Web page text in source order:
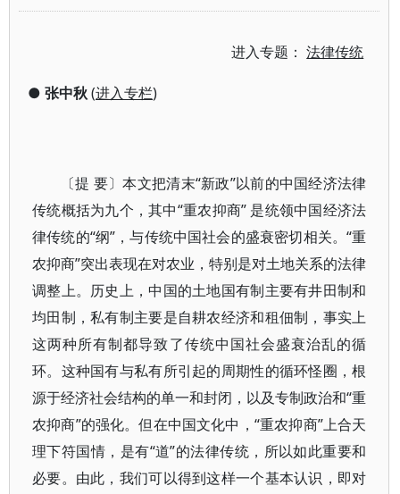
进入专题：法律传统
● 张中秋(进入专栏)
〔提 要〕本文把清末“新政”以前的中国经济法律
传统概括为九个，其中“重农抑商” 是统领中国经济法
律传统的“纲”，与传统中国社会的盛衰密切相关。“重
农抑商”突出表现在对农业，特别是对土地关系的法律
调整上。历史上，中国的土地国有制主要有井田制和
均田制，私有制主要是自耕农经济和租佃制，事实上
这两种所有制都导致了传统中国社会盛衰治乱的循
环。这种国有与私有所引起的周期性的循环怪圈，根
源于经济社会结构的单一和封闭，以及专制政治和“重
农抑商”的强化。但在中国文化中，“重农抑商”上合天
理下符国情，是有“道”的法律传统，所以如此重要和
必要。由此，我们可以得到这样一个基本认识，即对